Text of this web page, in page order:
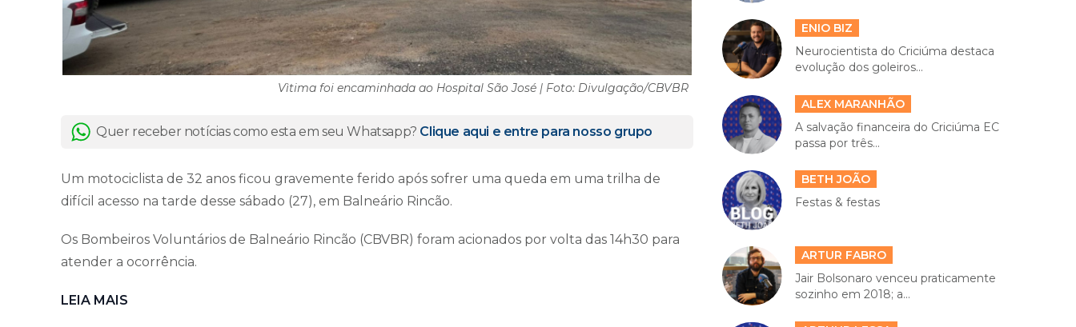
Vìtima foi encaminhada ao Hospital São José | Foto: Divulgação/CBVBR
Quer receber notícias como esta em seu Whatsapp? Clique aqui e entre para nosso grupo
Um motociclista de 32 anos ficou gravemente ferido após sofrer uma queda em uma trilha de
difícil acesso na tarde desse sábado (27), em Balneário Rincão.
Os Bombeiros Voluntários de Balneário Rincão (CBVBR) foram acionados por volta das 14h30 para
atender a ocorrência.
LEIA MAIS
ENIO BIZ
Neurocientista do Criciúma destaca
evolução dos goleiros...
ALEX MARANHÃO
A salvação financeira do Criciúma EC
passa por três...
BETH JOÃO
Festas & festas
ARTUR FABRO
Jair Bolsonaro venceu praticamente
sozinho em 2018; a...